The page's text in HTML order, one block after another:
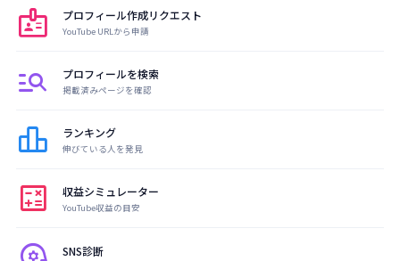
badge プロフィール作成リクエスト
YouTube URLから申請
manage_search プロフィールを検索
掲載済みページを確認
leaderboard ランキング
伸びている人を発見
calculate 収益シミュレーター
YouTube収益の目安
SNS診断